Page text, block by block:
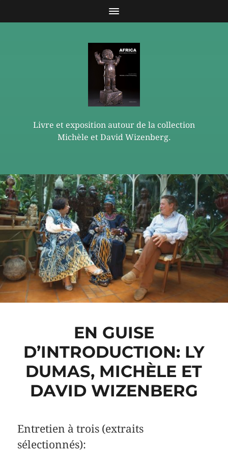
Livre et exposition autour de la collection
Michèle et David Wizenberg.
EN GUISE
D’INTRODUCTION: LY
DUMAS, MICHÈLE ET
DAVID WIZENBERG
Entretien à trois (extraits
sélectionnés):